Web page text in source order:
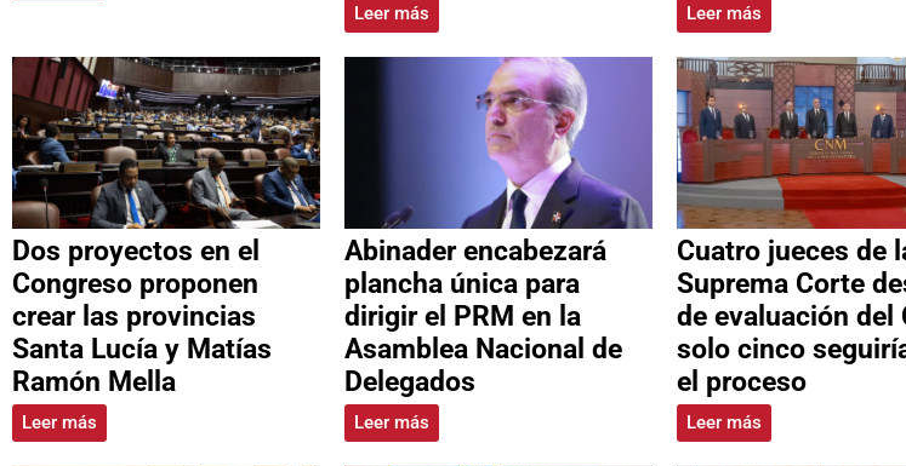
Leer más Leer más
Dos proyectos en el
Congreso proponen
crear las provincias
Santa Lucía y Matías
Ramón Mella
Leer más
Abinader encabezará
plancha única para
dirigir el PRM en la
Asamblea Nacional de
Delegados
Leer más
Cuatro jueces de
Suprema Corte
de evaluación del
solo cinco
el proceso
Leer más